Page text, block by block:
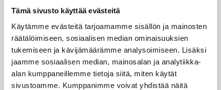
Tämä sivusto käyttää evästeitä
Käytämme evästeitä tarjoamamme sisällön ja mainosten
räätälöimiseen, sosiaalisen median ominaisuuksien
tukemiseen ja kävijämäärämme analysoimiseen. Lisäksi
jaamme sosiaalisen median, mainosalan ja analytiikka-
alan kumppaneillemme tietoja siitä, miten käytät
sivustoamme. Kumppanimme voivat yhdistää näitä
Kategoriat
Korisliiga Pääjuttu Sarjat